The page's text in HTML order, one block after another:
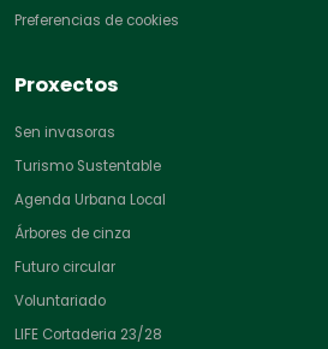
Preferencias de cookies
Proxectos
Sen invasoras
Turismo Sustentable
Agenda Urbana Local
Árbores de cinza
Futuro circular
Voluntariado
LIFE Cortaderia 23/28